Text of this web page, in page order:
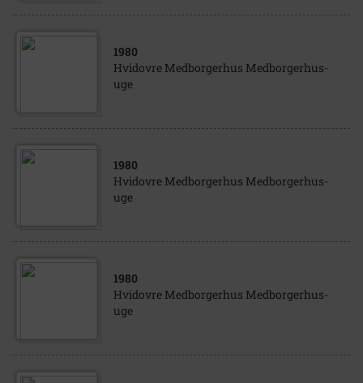
1980
Hvidovre Medborgerhus Medborgerhus-
uge
1980
Hvidovre Medborgerhus Medborgerhus-
uge
1980
Hvidovre Medborgerhus Medborgerhus-
uge